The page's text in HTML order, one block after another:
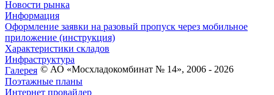
Новости рынка
Информация
Оформление заявки на разовый пропуск через мобильное
приложение (инструкция)
Характеристики складов
Инфраструктура
Галерея
Поэтажные планы
Интернет провайдер
© АО «Мосхладокомбинат № 14», 2006 - 2026